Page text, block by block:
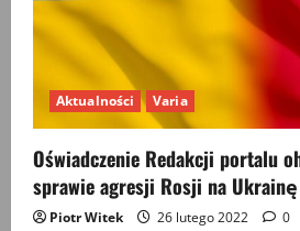
Aktualności Varia
Oświadczenie Redakcji portalu
sprawie agresji Rosji na Ukrainę
Piotr Witek 26 lutego 2022 0